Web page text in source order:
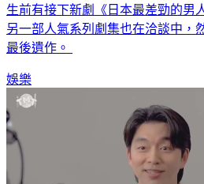
生前有接下新劇《日本最差勁的男
另一部人氣系列劇集也在洽談中，
最後遺作。
娛樂